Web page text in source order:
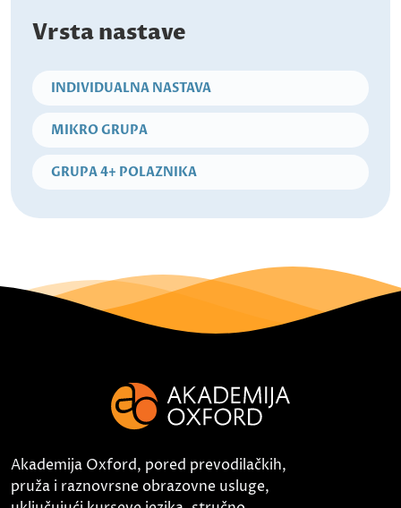
Vrsta nastave
INDIVIDUALNA NASTAVA
MIKRO GRUPA
GRUPA 4+ POLAZNIKA
Akademija Oxford, pored prevodilačkih,
pruža i raznovrsne obrazovne usluge,